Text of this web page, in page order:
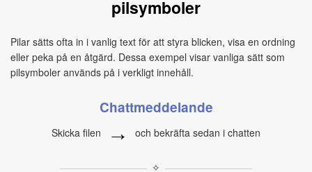
pilsymboler
Pilar sätts ofta in i vanlig text för att styra blicken, visa en ordning
eller peka på en åtgärd. Dessa exempel visar vanliga sätt som
pilsymboler används på i verkligt innehåll.
Chattmeddelande
Skicka filen → och bekräfta sedan i chatten
✧